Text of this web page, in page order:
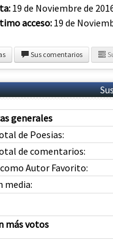
19 de Noviembre de
acceso: 19 de
Sus comentarios
generales
de Poesias:
de comentarios:
Autor Favorito:
media:
más votos